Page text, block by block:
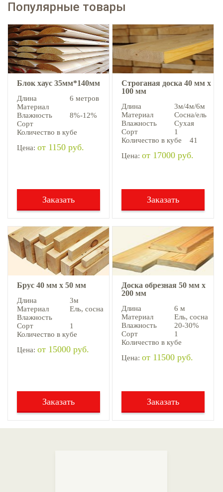
Популярные товары
Блок хаус 35мм*140мм
Длина
6 метров
Материал
Влажность
8%-12%
Сорт
Количество в кубе
Цена: от 1150 руб.
Заказать
Строганая доска 40 мм х
100 мм
Длина
3м/4м/6м
Материал
Сосна/ель
Влажность
Сухая
Сорт
1
Количество в кубе
41
Цена: от 17000 руб.
Заказать
Брус 40 мм х 50 мм
Длина
3м
Материал
Ель, cосна
Влажность
Сорт
1
Количество в кубе
Цена: от 15000 руб.
Заказать
Доска обрезная 50 мм х
200 мм
Длина
6 м
Материал
Ель, cосна
Влажность
20-30%
Сорт
1
Количество в кубе
Цена: от 11500 руб.
Заказать